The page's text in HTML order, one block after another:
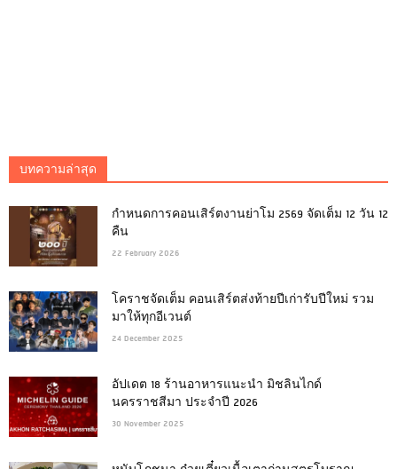
บทความล่าสุด
กำหนดการคอนเสิร์ตงานย่าโม 2569 จัดเต็ม 12 วัน 12
คืน
22 February 2026
โคราชจัดเต็ม คอนเสิร์ตส่งท้ายปีเก่ารับปีใหม่ รวม
มาให้ทุกอีเวนต์
24 December 2025
อัปเดต 18 ร้านอาหารแนะนำ มิชลินไกด์
นครราชสีมา ประจำปี 2026
30 November 2025